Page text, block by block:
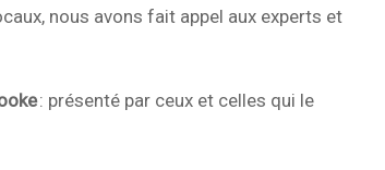
nous avons fait appel aux experts et
: présenté par ceux et celles qui le